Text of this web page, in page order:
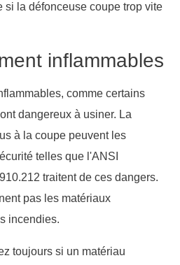
si la défonceuse coupe trop vite
inflammables
comme certains
dangereux à usiner. La
à la coupe peuvent les
telles que l'ANSI
traitent de ces dangers.
pas les matériaux
incendies.
toujours si un matériau